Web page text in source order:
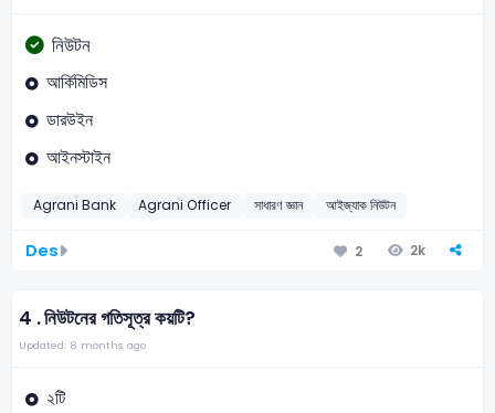
নিউটন
আর্কিমিডিস
ডারউইন
আইনস্টাইন
Agrani Bank Agrani Officer সাধারণ জ্ঞান আইজ্যাক নিউটন
Des 2 2k
4 .নিউটনের গতিসূত্র কয়টি?
Updated: 8 months ago
২টি